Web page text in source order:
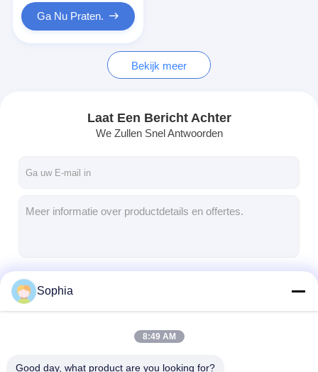
Ga Nu Praten.
Bekijk meer
Laat Een Bericht Achter
We Zullen Snel Antwoorden
Sophia
8:49 AM
Good day, what product are you looking for?